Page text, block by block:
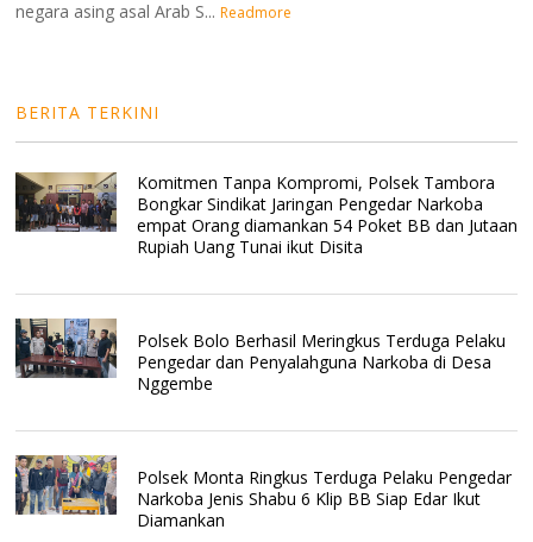
negara asing asal Arab S... Readmore
BERITA TERKINI
Komitmen Tanpa Kompromi, Polsek Tambora
Bongkar Sindikat Jaringan Pengedar Narkoba
empat Orang diamankan 54 Poket BB dan Jutaan
Rupiah Uang Tunai ikut Disita
Polsek Bolo Berhasil Meringkus Terduga Pelaku
Pengedar dan Penyalahguna Narkoba di Desa
Nggembe
Polsek Monta Ringkus Terduga Pelaku Pengedar
Narkoba Jenis Shabu 6 Klip BB Siap Edar Ikut
Diamankan